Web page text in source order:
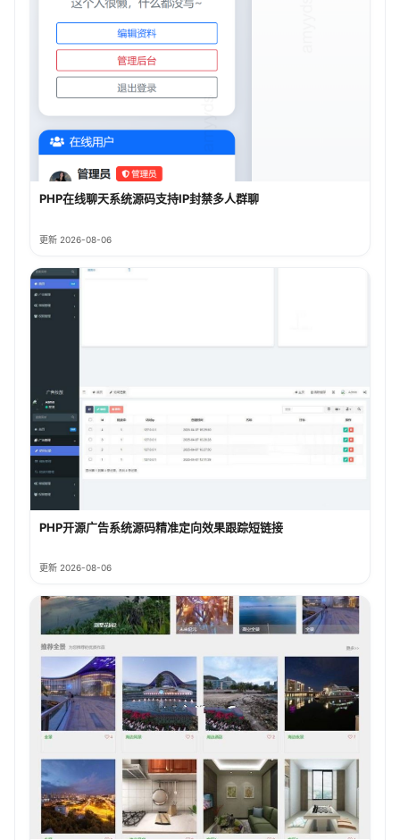
PHP在线聊天系统源码支持IP封禁多人群聊
更新 2026-08-06
PHP开源广告系统源码精准定向效果跟踪短链接
更新 2026-08-06